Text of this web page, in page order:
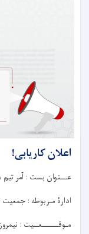
اعلان کاریابی!
عـــنوان بست : آمر
ادارۀ مـربوطه
مـوقـــــــعــيت :